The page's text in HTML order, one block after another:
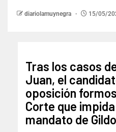
diariolamuynegra 15/05/
Tras los casos
Juan, el
oposición
Corte que
mandato de